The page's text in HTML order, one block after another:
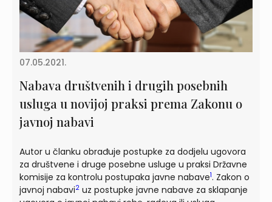
07.05.2021.
Nabava društvenih i drugih posebnih
usluga u novijoj praksi prema Zakonu o
javnoj nabavi
Autor u članku obrađuje postupke za dodjelu ugovora
za društvene i druge posebne usluge u praksi Državne
komisije za kontrolu postupaka javne nabave1. Zakon o
javnoj nabavi2 uz postupke javne nabave za sklapanje